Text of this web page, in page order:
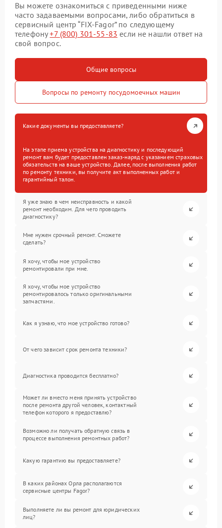
Вы можете ознакомиться с приведенными ниже
часто задаваемыми вопросами, либо обратиться в
сервисный центр “FIX-Fagor” по следующему
телефону+7 (800) 301-55-83 если не нашли ответ на
свой вопрос.
Общие вопросы
Вопросы по ремонту посудомоечных машин
Какие документы вы предоставляете?
На этапе приема устройства на диагностику и последующий
ремонт вам будет предоставлен заказ-наряд с указанием страховых
обязательств на ваше устройство. Далее, после выполнения работ
по ремонту техники, вы получите акт выполненных работ и
гарантийный талон.
Я уже знаю в чем неисправность и какой
ремонт необходим. Для чего проводить
диагностику?
Мне нужен срочный ремонт. Сможете
сделать?
Я хочу, чтобы мое устройство
ремонтировали при мне.
Я хочу, чтобы мое устройство
ремонтировалось только оригинальными
запчастями.
Как я узнаю, что мое устройство готово?
От чего зависит срок ремонта техники?
Диагностика проводится бесплатно?
Может ли вместо меня принять устройство
после ремонта другой человек, контактный
телефон которого я предоставлю?
Возможно ли получать обратную связь в
процессе выполнения ремонтных работ?
Какую гарантию вы предоставляете?
В каких районах Орла располагаются
сервисные центры Fagor?
Выполняете ли вы ремонт для юридических
лиц?